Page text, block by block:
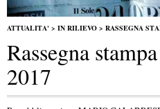
ATTUALITA' > IN RILIEVO > RASSEGNA
Rassegna
2017